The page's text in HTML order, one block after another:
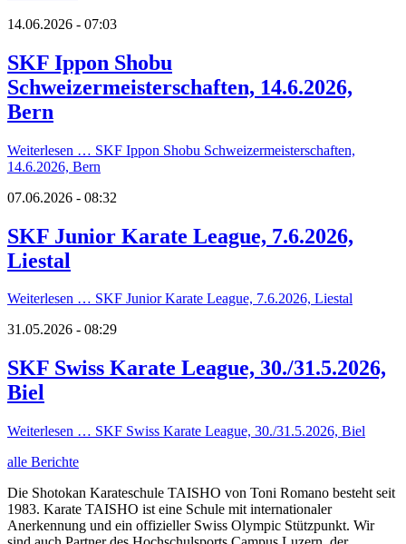
14.06.2026 - 07:03
SKF Ippon Shobu
Schweizermeisterschaften, 14.6.2026,
Bern
Weiterlesen … SKF Ippon Shobu Schweizermeisterschaften,
14.6.2026, Bern
07.06.2026 - 08:32
SKF Junior Karate League, 7.6.2026,
Liestal
Weiterlesen … SKF Junior Karate League, 7.6.2026, Liestal
31.05.2026 - 08:29
SKF Swiss Karate League, 30./31.5.2026,
Biel
Weiterlesen … SKF Swiss Karate League, 30./31.5.2026, Biel
alle Berichte
Die Shotokan Karateschule TAISHO von Toni Romano besteht seit
1983. Karate TAISHO ist eine Schule mit internationaler
Anerkennung und ein offizieller Swiss Olympic Stützpunkt. Wir